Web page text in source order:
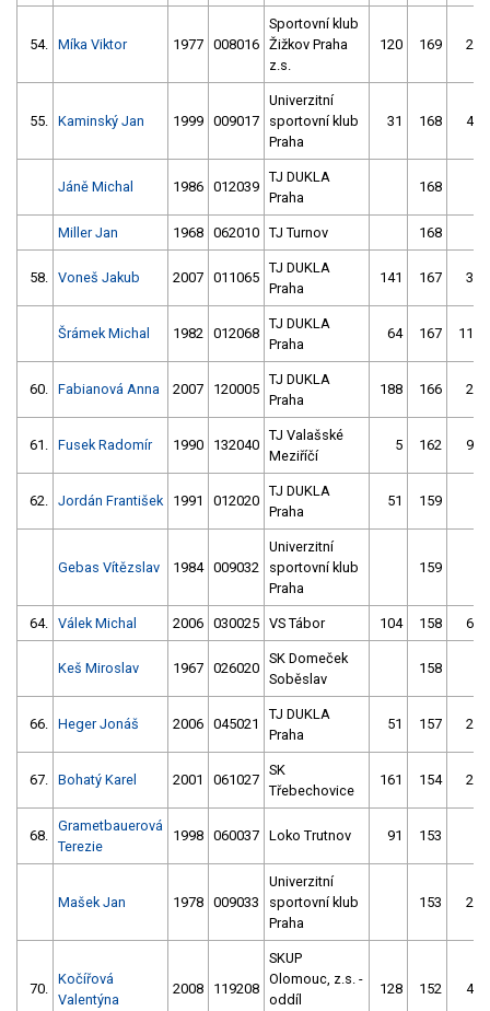
54. Míka Viktor 1977 008016
Sportovní klub
Žižkov Praha
z.s.
120 169 24
55. Kaminský Jan 1999 009017
Univerzitní
sportovní klub
Praha
31 168 41
Jáně Michal 1986 012039
TJ DUKLA
Praha
168
Miller Jan 1968 062010 TJ Turnov 168
58. Voneš Jakub 2007 011065
TJ DUKLA
Praha
141 167 32
Šrámek Michal 1982 012068
TJ DUKLA
Praha
64 167 117
60. Fabianová Anna 2007 120005
TJ DUKLA
Praha
188 166 24
61. Fusek Radomír 1990 132040
TJ Valašské
Meziříčí
5 162 92
62. Jordán František 1991 012020
TJ DUKLA
Praha
51 159
Gebas Vítězslav 1984 009032
Univerzitní
sportovní klub
Praha
159
64. Válek Michal 2006 030025 VS Tábor 104 158 62
Keš Miroslav 1967 026020
SK Domeček
Soběslav
158
66. Heger Jonáš 2006 045021
TJ DUKLA
Praha
51 157 22
67. Bohatý Karel 2001 061027
SK
Třebechovice
161 154 21
68.
Grametbauerová
Terezie
1998 060037 Loko Trutnov 91 153
Mašek Jan 1978 009033
Univerzitní
sportovní klub
Praha
153 22
70.
Kočířová
Valentýna
2008 119208
SKUP
Olomouc, z.s. -
oddíl
128 152 40